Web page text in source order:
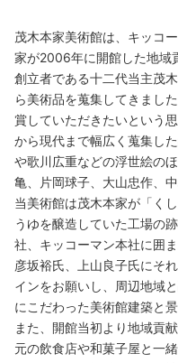
茂木本家美術館は、キッコ
家が2006年に開館した地域
創立者である十二代当主茂
ら美術品を蒐集してきまし
賞していただきたいという
から現代まで幅広く蒐集し
や歌川広重などの浮世絵の
亀、片岡球子、大山忠作、
当美術館は茂木本家が「く
うゆを醸造していた工場の
社、キッコーマン本社に囲
彦坂裕氏、上山良子氏にそ
インをお願いし、周辺地域
にこだわった美術館建築と
また、開館当初より地域貢
元の飲食店や和菓子屋と一